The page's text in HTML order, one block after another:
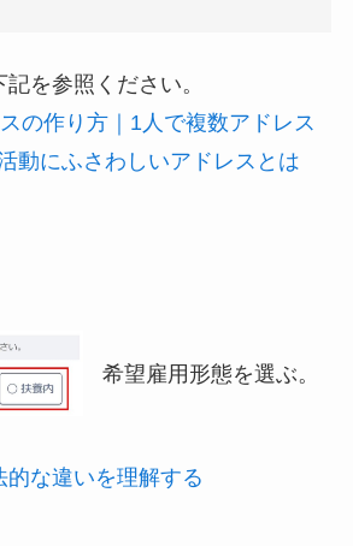
を参照ください。
作り方｜1人で複数アドレス
動にふさわしいアドレスとは
希望雇用形態を選ぶ。
な違いを理解する